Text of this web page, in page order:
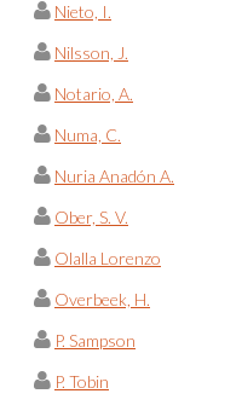
Nieto, I.
Nilsson, J.
Notario, A.
Numa, C.
Nuria Anadón A.
Ober, S. V.
Olalla Lorenzo
Overbeek, H.
P. Sampson
P. Tobin